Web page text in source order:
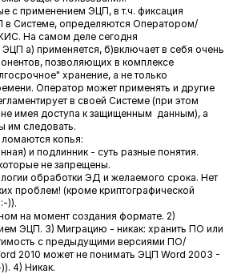
с применением ЭЦП, в т.ч. фиксация
в Системе, определяются Оператором/
На самом деле сегодня
а) применяется, б)включает в себя очень
позволяющих в комплексе
хранение, а не только
Оператор может применять и другие
в своей Системе (при этом
имея доступа к защищенным данным), а
им следовать.
копья:
и подлинник - суть разные понятия.
не запрещены.
обработки ЭД и желаемого срока. Нет
проблем! (кроме криптографической
)).
на момент создания формате. 2)
ЭЦП. 3) Миграцию - никак: хранить ПО или
с предыдущими версиями ПО/
2010 может не понимать ЭЦП Word 2003 -
4) Никак.